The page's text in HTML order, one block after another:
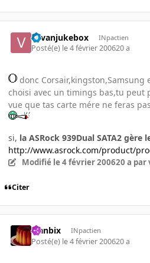
vavanjukebox INpactien
Posté(e) le 4 février 200620 a
donc Corsair,kingston,Samsung
choisi avec un timings bas,tu peut
vue que tas carte mére ne feras
si, la ASRock 939Dual SATA2 gère
http://www.asrock.com/product/
Modifié le 4 février 200620 a par
Citer
Flanbix INpactien
Posté(e) le 4 février 200620 a